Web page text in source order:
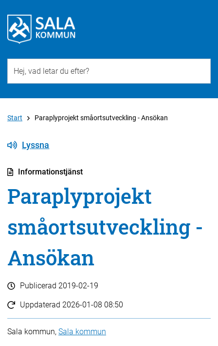
Start Paraplyprojekt småortsutveckling - Ansökan
Lyssna
Informationstjänst
Paraplyprojekt
småortsutveckling -
Ansökan
Publicerad 2019-02-19
Uppdaterad 2026-01-08 08:50
Sala kommun, Sala kommun